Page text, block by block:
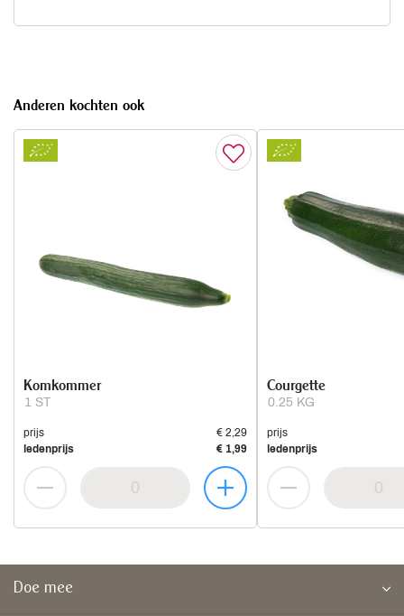
Anderen kochten ook
1 ST
Komkommer
prijs
€ 2,29
ledenprijs
€ 1,99
0.25 KG
Courgette
prijs
ledenprijs
Doe mee